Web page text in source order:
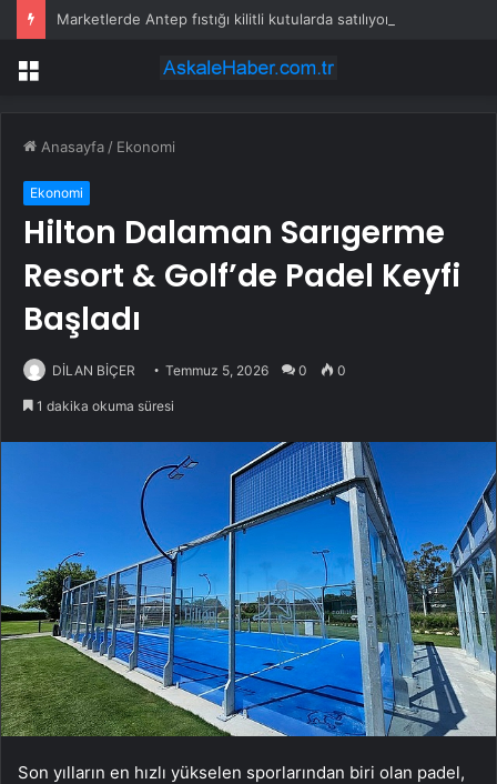
Marketlerde Antep fıstığı kilitli kutularda satılıyor
Menü
Anasayfa / Ekonomi
Ekonomi
Hilton Dalaman Sarıgerme
Resort & Golf’de Padel Keyfi
Başladı
DİLAN BİÇER Temmuz 5, 2026 0 0
1 dakika okuma süresi
Son yılların en hızlı yükselen sporlarından biri olan padel,